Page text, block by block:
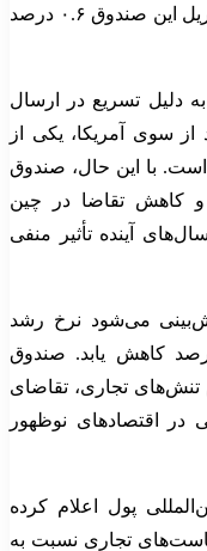
کاهش یافته اما نسبت به پیش‌بینی ماه آوریل این صندوق ۰.۶ درصد
دلیل تسریع در ارسال
سوی آمریکا، یکی از
با این حال، صندوق
و کاهش تقاضا در چین
آینده تأثیر منفی
می‌شود نرخ رشد
آسیا در سال ۲۰۲۶ به ۴.۱ درصد کاهش یابد. صندوق
تنش‌های تجاری، تقاضای
اقتصادهای نوظهور
پول اعلام کرده
تجاری نسبت به